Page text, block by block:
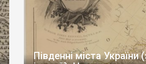
Південні міста України